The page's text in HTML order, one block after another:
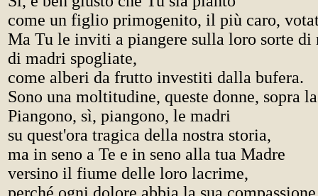
come un figlio primogenito, il più caro,
Ma Tu le inviti a piangere sulla loro sorte di
di madri spogliate,
come alberi da frutto investiti dalla bufera.
Sono una moltitudine, queste donne, sopra
Piangono, sì, piangono, le madri
su quest'ora tragica della nostra storia,
ma in seno a Te e in seno alla tua Madre
versino il fiume delle loro lacrime,